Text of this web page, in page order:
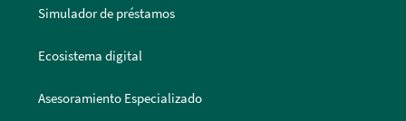
Simulador de préstamos
Ecosistema digital
Asesoramiento Especializado